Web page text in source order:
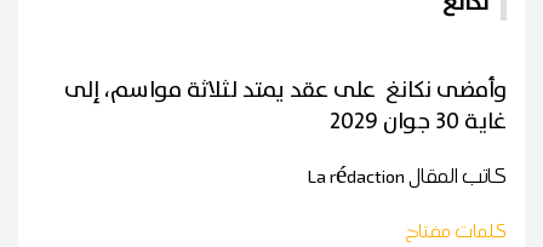
وأمضى نكانغ على عقد يمتد لثلاثة مواسم، إلى
غاية 30 جوان 2029
كاتب المقالLa rédaction
كلمات مفتاح